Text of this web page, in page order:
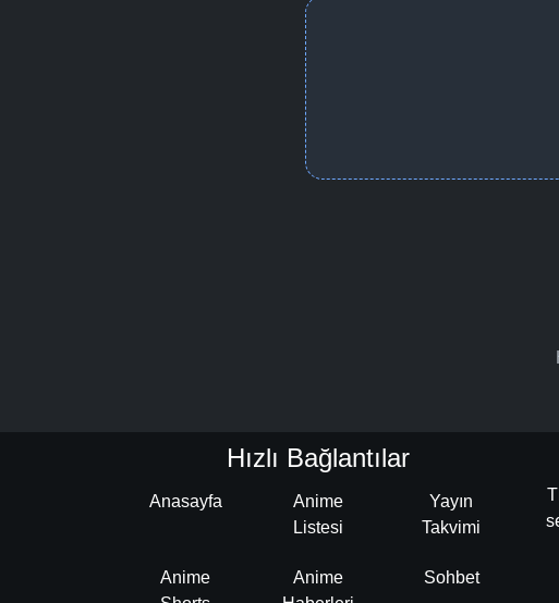
Hızlı Bağlantılar
Anasayfa
Anime
Listesi
Yayın
Takvimi
Anime
Anime
Sohbet